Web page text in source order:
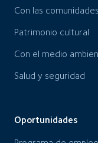
Con las comunidades
Patrimonio cultural
Con el medio
Salud y seguridad
Oportunidades